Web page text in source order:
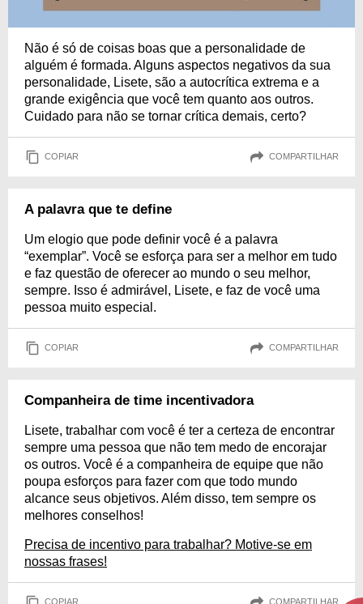
Não é só de coisas boas que a personalidade de
alguém é formada. Alguns aspectos negativos da sua
personalidade, Lisete, são a autocrítica extrema e a
grande exigência que você tem quanto aos outros.
Cuidado para não se tornar crítica demais, certo?
COPIAR COMPARTILHAR
A palavra que te define
Um elogio que pode definir você é a palavra
“exemplar”. Você se esforça para ser a melhor em tudo
e faz questão de oferecer ao mundo o seu melhor,
sempre. Isso é admirável, Lisete, e faz de você uma
pessoa muito especial.
COPIAR COMPARTILHAR
Companheira de time incentivadora
Lisete, trabalhar com você é ter a certeza de encontrar
sempre uma pessoa que não tem medo de encorajar
os outros. Você é a companheira de equipe que não
poupa esforços para fazer com que todo mundo
alcance seus objetivos. Além disso, tem sempre os
melhores conselhos!
Precisa de incentivo para trabalhar? Motive-se em
nossas frases!
COPIAR COMPARTILHAR